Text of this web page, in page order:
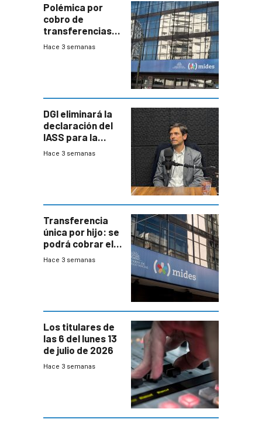
Polémica por
cobro de
transferencias
del Mides en
Hace 3 semanas
DGI eliminará la
declaración del
IASS para la
mayoría de los
Hace 3 semanas
Transferencia
única por hijo: se
podrá cobrar el
100% en efectivo
Hace 3 semanas
Los titulares de
las 6 del lunes 13
de julio de 2026
Hace 3 semanas